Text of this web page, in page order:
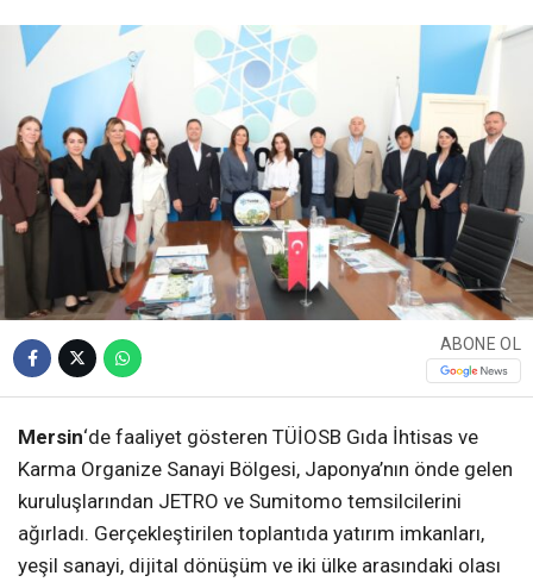
ABONE OL
Mersin‘de faaliyet gösteren TÜİOSB Gıda İhtisas ve
Karma Organize Sanayi Bölgesi, Japonya’nın önde gelen
kuruluşlarından JETRO ve Sumitomo temsilcilerini
ağırladı. Gerçekleştirilen toplantıda yatırım imkanları,
yeşil sanayi, dijital dönüşüm ve iki ülke arasındaki olası